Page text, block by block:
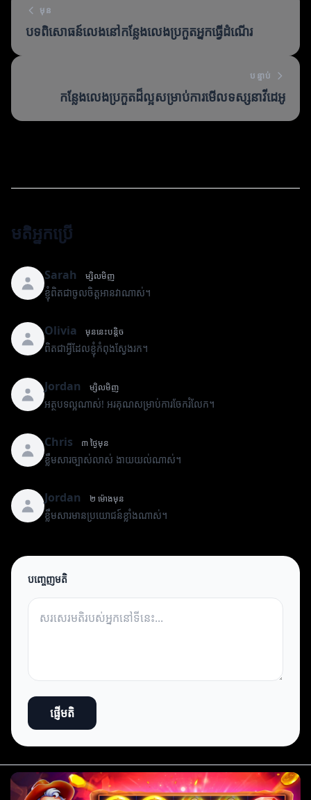
មុន
បទពិសោធន៍លេងនៅកន្លែងលេងប្រកួតអ្នកធ្វើដំណើរ
បន្ទាប់
កន្លែងលេងប្រកួតដ៏ល្អសម្រាប់ការមើលទស្សនាវីដេអូ
មតិអ្នកប្រើ
Sarah ម្សិលមិញ
ខ្ញុំពិតជាចូលចិត្តអានវាណាស់។
Olivia មុននេះបន្តិច
ពិតជាអ្វីដែលខ្ញុំកំពុងស្វែងរក។
Jordan ម្សិលមិញ
អត្ថបទល្អណាស់! អរគុណសម្រាប់ការចែករំលែក។
Chris ៣ ថ្ងៃមុន
ខ្លឹមសារច្បាស់លាស់ ងាយយល់ណាស់។
Jordan ២ ម៉ោងមុន
ខ្លឹមសារមានប្រយោជន៍ខ្លាំងណាស់។
បញ្ចេញមតិ
ផ្ញើមតិ